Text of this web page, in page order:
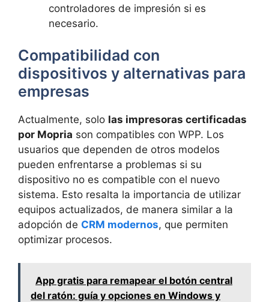
controladores de impresión si es
necesario.
Compatibilidad con
dispositivos y alternativas para
empresas
Actualmente, solo las impresoras certificadas
por Mopria son compatibles con WPP. Los
usuarios que dependen de otros modelos
pueden enfrentarse a problemas si su
dispositivo no es compatible con el nuevo
sistema. Esto resalta la importancia de utilizar
equipos actualizados, de manera similar a la
adopción de CRM modernos, que permiten
optimizar procesos.
App gratis para remapear el botón central
del ratón: guía y opciones en Windows y